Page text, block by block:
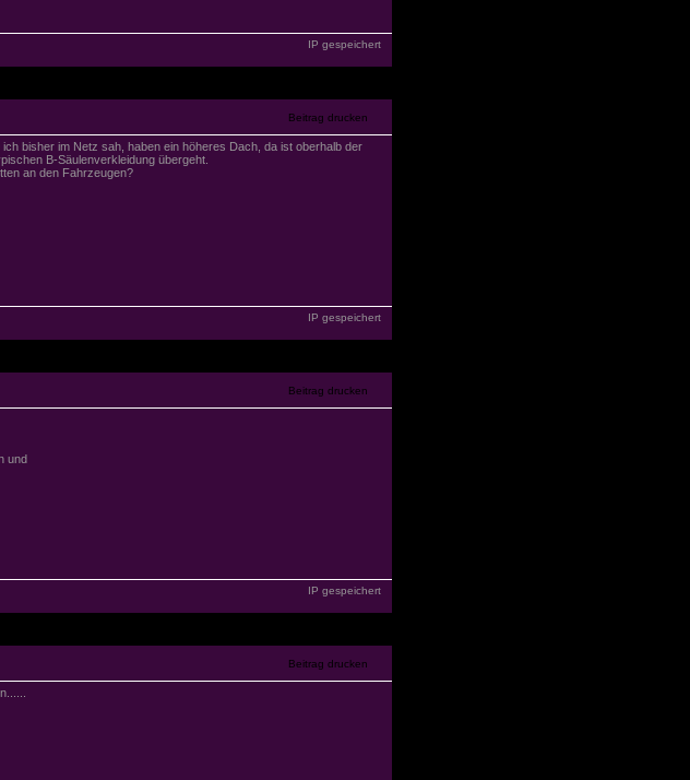
IP gespeichert
bisher im Netz sah, haben ein höheres Dach, da ist oberhalb der
B-Säulenverkleidung übergeht.
an den Fahrzeugen?
IP gespeichert
und
IP gespeichert